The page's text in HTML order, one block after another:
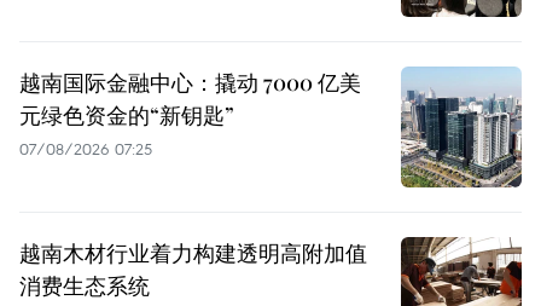
越南国际金融中心：撬动 7000 亿美
元绿色资金的“新钥匙”
07/08/2026 07:25
越南木材行业着力构建透明高附加值
消费生态系统